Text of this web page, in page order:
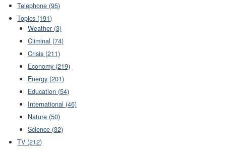
Telephone (95)
Topics (191)
Weather (3)
Climinal (74)
Crisis (211)
Economy (219)
Energy (201)
Education (54)
International (46)
Nature (50)
Science (32)
TV (212)